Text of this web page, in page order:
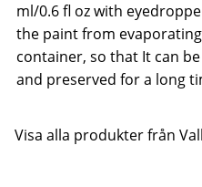
ml/0.6 fl oz with
the paint from
container, so that It can
and preserved for a long
Visa alla produkter från